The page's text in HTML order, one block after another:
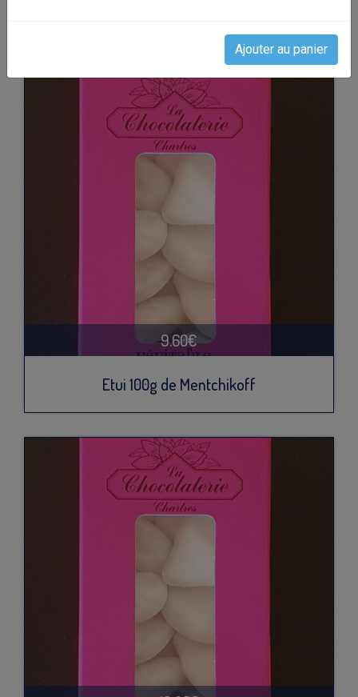
Les produits de La Chocolaterie
9.60€
Etui 100g de Mentchikoff
Ajouter au panier